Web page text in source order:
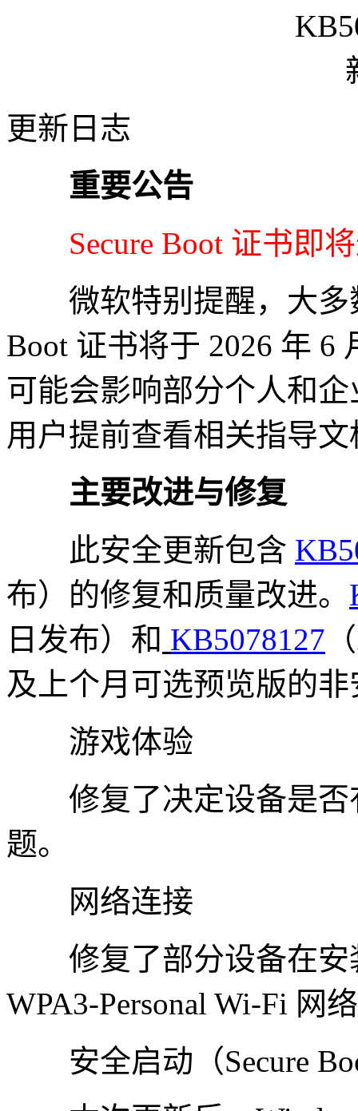
更新日志
重要公告
Secure Boot 证书即
微软特别提醒，大多
Boot 证书将于 2026 年 6
可能会影响部分个人和
用户提前查看相关指导
主要改进与修复
此安全更新包含
布）的修复和质量改进。
日发布）和 KB5078127
及上个月可选预览版的
游戏体验
修复了决定设备是否
题。
网络连接
修复了部分设备在安
WPA3-Personal Wi-Fi 网
安全启动（Secure